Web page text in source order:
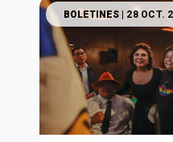
BOLETINES| 28 OCT.